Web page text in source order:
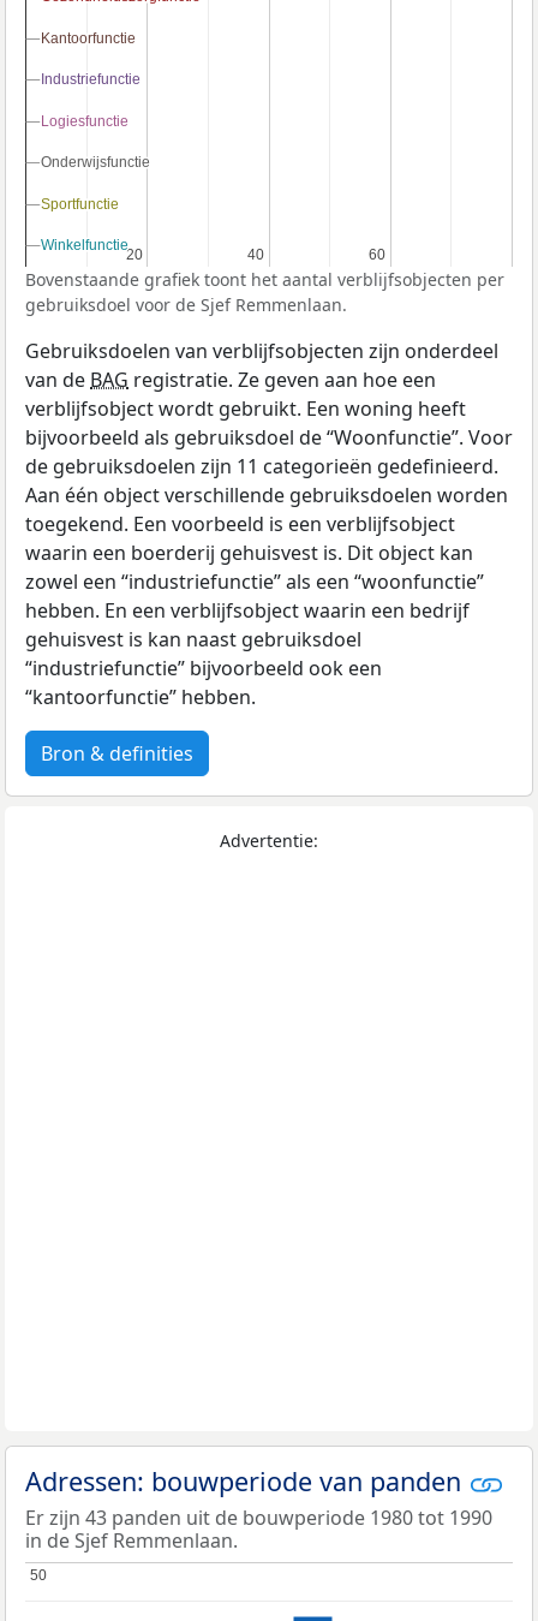
20
20 40
40 60
60
Kantoorfunctie
Kantoorfunctie
Industriefunctie
Industriefunctie
Logiesfunctie
Logiesfunctie
Onderwijsfunctie
Onderwijsfunctie
Sportfunctie
Sportfunctie
Winkelfunctie
Winkelfunctie
Bovenstaande grafiek toont het aantal verblijfsobjecten per
gebruiksdoel voor de Sjef Remmenlaan.
Gebruiksdoelen van verblijfsobjecten zijn onderdeel
van de BAG registratie. Ze geven aan hoe een
verblijfsobject wordt gebruikt. Een woning heeft
bijvoorbeeld als gebruiksdoel de “Woonfunctie”. Voor
de gebruiksdoelen zijn 11 categorieën gedefinieerd.
Aan één object verschillende gebruiksdoelen worden
toegekend. Een voorbeeld is een verblijfsobject
waarin een boerderij gehuisvest is. Dit object kan
zowel een “industriefunctie” als een “woonfunctie”
hebben. En een verblijfsobject waarin een bedrijf
gehuisvest is kan naast gebruiksdoel
“industriefunctie” bijvoorbeeld ook een
“kantoorfunctie” hebben.
Bron & definities
Advertentie:
Adressen: bouwperiode van panden
Er zijn 43 panden uit de bouwperiode 1980 tot 1990
in de Sjef Remmenlaan.
50
50